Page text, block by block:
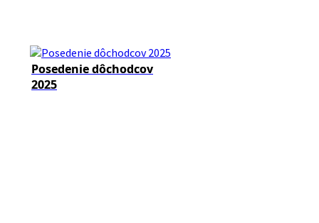
Posedenie dôchodcov
2025